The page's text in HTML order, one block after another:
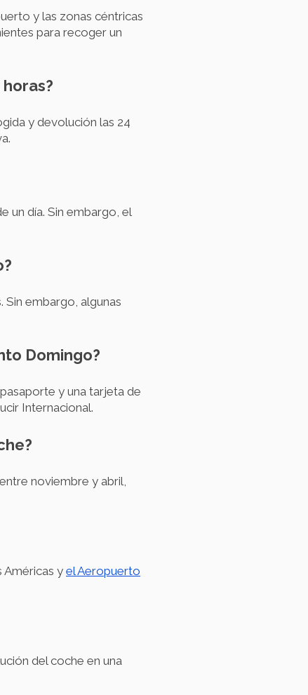
y las zonas céntricas
para recoger un
y devolución las 24
un día. Sin embargo, el
Sin embargo, algunas
Domingo?
y una tarjeta de
Internacional.
noviembre y abril,
y el Aeropuerto
del coche en una